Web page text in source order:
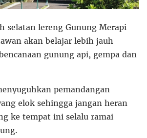
selatan lereng Gunung Merapi
akan belajar lebih jauh
gunung api, gempa dan
pemandangan
elok sehingga jangan heran
ke tempat ini selalu ramai